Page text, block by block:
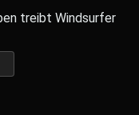
treibt Windsurfer